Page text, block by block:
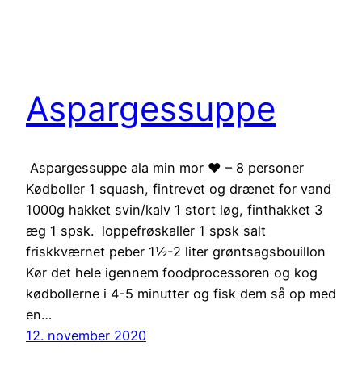
Aspargessuppe
Aspargessuppe ala min mor ❤️ – 8 personer
Kødboller 1 squash, fintrevet og drænet for vand
1000g hakket svin/kalv 1 stort løg, finthakket 3
æg 1 spsk. loppefrøskaller 1 spsk salt
friskkværnet peber 1½-2 liter grøntsagsbouillon
Kør det hele igennem foodprocessoren og kog
kødbollerne i 4-5 minutter og fisk dem så op med
en…
12. november 2020